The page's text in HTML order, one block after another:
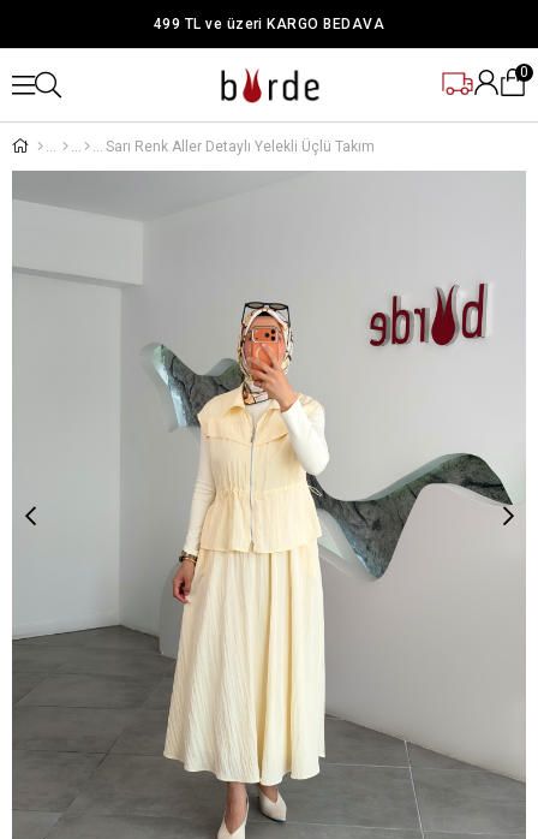
499 TL ve üzeri KARGO BEDAVA
0
Sarı Renk Aller Detaylı Yelekli Üçlü Takım